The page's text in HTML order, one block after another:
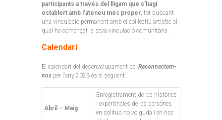
participants a través del lligam que s’hagi
establert amb l’ateneu més proper, tot buscant
una vinculació permanent amb el col·lectiu artístic al
qual ha començat la seva vinculació comunitària.
Calendari
El calendari del desenvolupament del Reconnectem-
nos per l’any 2023 és el següent:
Abril – Maig
Enregistrament de les històries
i experiències de les persones
en solitud no volguda i en risc